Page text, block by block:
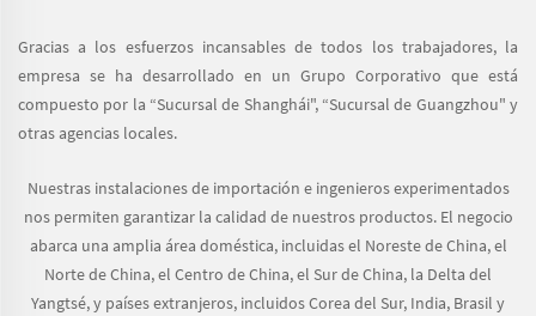
Gracias a los esfuerzos incansables de todos los trabajadores, la
empresa se ha desarrollado en un Grupo Corporativo que está
compuesto por la “Sucursal de Shanghái", “Sucursal de Guangzhou" y
otras agencias locales.
Nuestras instalaciones de importación e ingenieros experimentados
nos permiten garantizar la calidad de nuestros productos. El negocio
abarca una amplia área doméstica, incluidas el Noreste de China, el
Norte de China, el Centro de China, el Sur de China, la Delta del
Yangtsé, y países extranjeros, incluidos Corea del Sur, India, Brasil y